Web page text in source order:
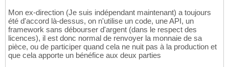
Mon ex-direction (Je suis indépendant maintenant) a toujours
été d'accord là-dessus, on n'utilise un code, une API, un
framework sans débourser d'argent (dans le respect des
licences), il est donc normal de renvoyer la monnaie de sa
pièce, ou de participer quand cela ne nuit pas à la production et
que cela apporte un bénéfice aux deux parties